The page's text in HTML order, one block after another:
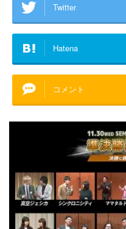
Twitter
Hatena
コメント